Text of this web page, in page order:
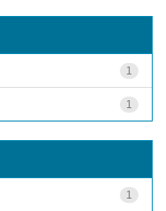
1
1
1